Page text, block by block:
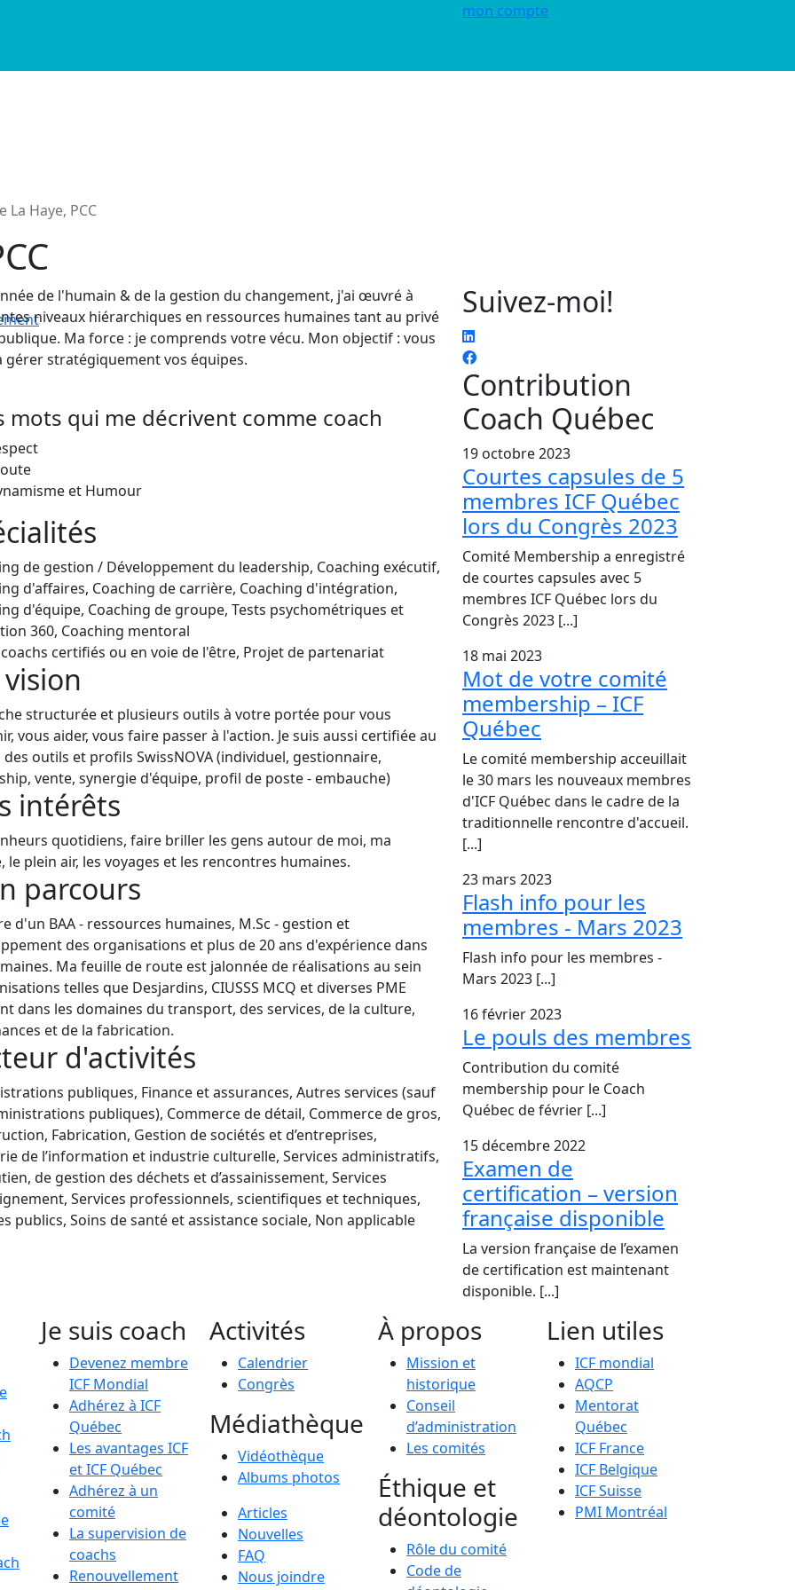
mon compte
La Haye, PCC
de l'humain & de la gestion du changement, j'ai œuvré à
niveaux hiérarchiques en ressources humaines tant au privé
Ma force : je comprends votre vécu. Mon objectif : vous
gérer stratégiquement vos équipes.
mots qui me décrivent comme coach
et Humour
de gestion / Développement du leadership, Coaching exécutif,
d'affaires, Coaching de carrière, Coaching d'intégration,
d'équipe, Coaching de groupe, Tests psychométriques et
360, Coaching mentoral
certifiés ou en voie de l'être, Projet de partenariat
structurée et plusieurs outils à votre portée pour vous
vous aider, vous faire passer à l'action. Je suis aussi certifiée au
des outils et profils SwissNOVA (individuel, gestionnaire,
vente, synergie d'équipe, profil de poste - embauche)
intérêts
quotidiens, faire briller les gens autour de moi, ma
le plein air, les voyages et les rencontres humaines.
parcours
d'un BAA - ressources humaines, M.Sc - gestion et
des organisations et plus de 20 ans d'expérience dans
Ma feuille de route est jalonnée de réalisations au sein
telles que Desjardins, CIUSSS MCQ et diverses PME
dans les domaines du transport, des services, de la culture,
et de la fabrication.
d'activités
publiques, Finance et assurances, Autres services (sauf
publiques), Commerce de détail, Commerce de gros,
Fabrication, Gestion de sociétés et d’entreprises,
de l’information et industrie culturelle, Services administratifs,
de gestion des déchets et d’assainissement, Services
Services professionnels, scientifiques et techniques,
publics, Soins de santé et assistance sociale, Non applicable
Suivez-moi!
Contribution
Coach Québec
19 octobre 2023
Courtes capsules de 5
membres ICF Québec
lors du Congrès 2023
Comité Membership a enregistré
de courtes capsules avec 5
membres ICF Québec lors du
Congrès 2023 [...]
18 mai 2023
Mot de votre comité
membership – ICF
Québec
Le comité membership acceuillait
le 30 mars les nouveaux membres
d'ICF Québec dans le cadre de la
traditionnelle rencontre d'accueil.
[...]
23 mars 2023
Flash info pour les
membres - Mars 2023
Flash info pour les membres -
Mars 2023 [...]
16 février 2023
Le pouls des membres
Contribution du comité
membership pour le Coach
Québec de février [...]
15 décembre 2022
Examen de
certification – version
française disponible
La version française de l’examen
de certification est maintenant
disponible. [...]
Je suis coach
Devenez membre
ICF Mondial
Adhérez à ICF
Québec
Les avantages ICF
et ICF Québec
Adhérez à un
comité
La supervision de
coachs
Renouvellement
Activités
Calendrier
Congrès
Médiathèque
Vidéothèque
Albums photos
Articles
Nouvelles
FAQ
Nous joindre
À propos
Mission et
historique
Conseil
d’administration
Les comités
Éthique et
déontologie
Rôle du comité
Code de
Lien utiles
ICF mondial
AQCP
Mentorat
Québec
ICF France
ICF Belgique
ICF Suisse
PMI Montréal